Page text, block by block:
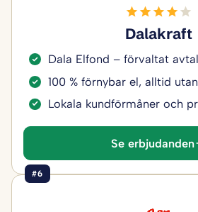
Dalakraft
Dala Elfond – förvaltat
100 % förnybar el, alltid
Lokala kundförmåner och
Se erbjudanden
#6